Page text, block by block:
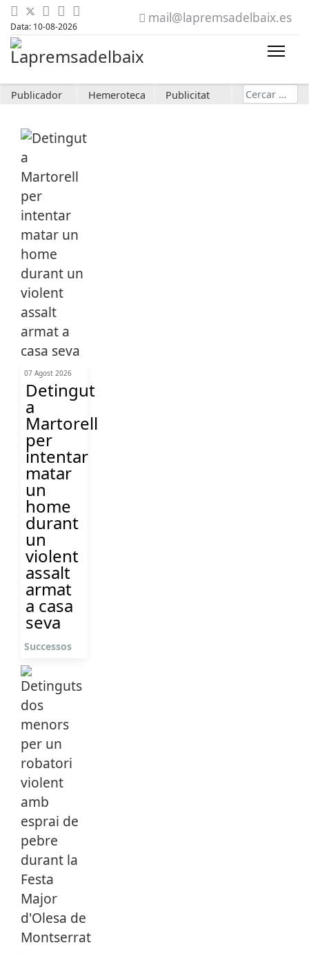
Data: 10-08-2026
mail@lapremsadelbaix.es
Publicador Hemeroteca Publicitat Cerca
07 Agost 2026
Detingut
a
Martorell
per
intentar
matar
un
home
durant
un
violent
assalt
armat
a casa
seva
Successos